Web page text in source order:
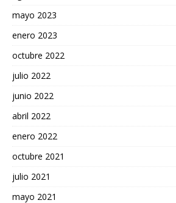
mayo 2023
enero 2023
octubre 2022
julio 2022
junio 2022
abril 2022
enero 2022
octubre 2021
julio 2021
mayo 2021